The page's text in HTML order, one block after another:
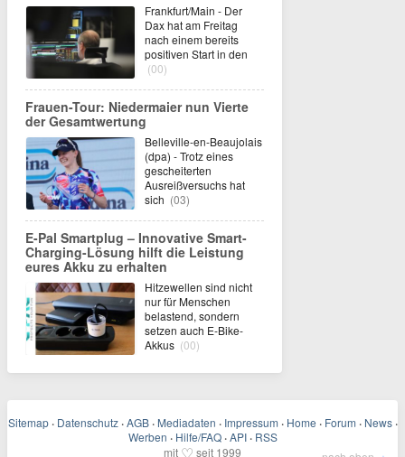
Frankfurt/Main - Der
Dax hat am Freitag
nach einem bereits
positiven Start in den
(00)
Frauen-Tour: Niedermaier nun Vierte
der Gesamtwertung
Belleville-en-Beaujolais
(dpa) - Trotz eines
gescheiterten
Ausreißversuchs hat
sich (03)
E-Pal Smartplug – Innovative Smart-
Charging-Lösung hilft die Leistung
eures Akku zu erhalten
Hitzewellen sind nicht
nur für Menschen
belastend, sondern
setzen auch E-Bike-
Akkus (00)
Sitemap · Datenschutz · AGB · Mediadaten · Impressum · Home · Forum · News ·
Werben · Hilfe/FAQ · API · RSS
mit
seit 1999